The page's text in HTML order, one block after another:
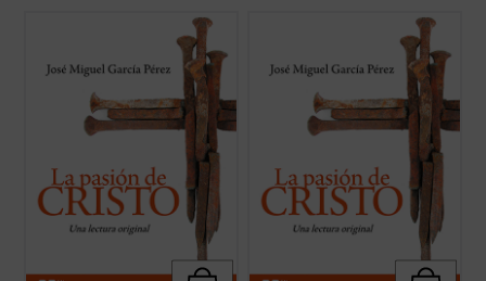
pasión de Cristo que aparecen en los
llamativas diferencias, incluso
pasajes narrados en ellos. El autor de este
(ver ficha)
pasión de Cristo que aparecen en los
llamativas diferencias, incluso
pasajes narrados en ellos. El autor de este
(ver ficha)